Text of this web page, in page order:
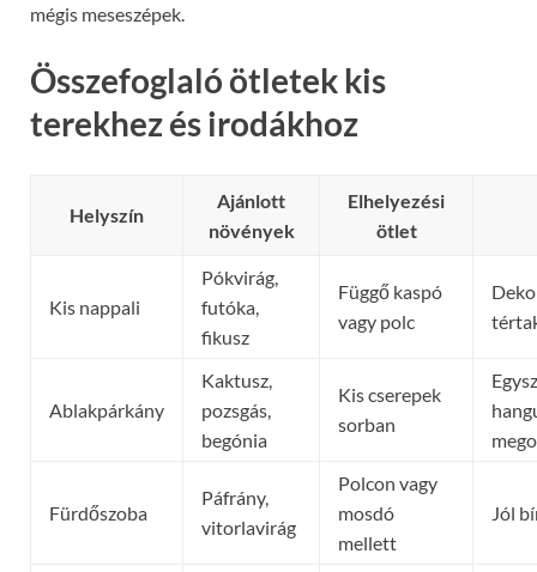
mégis meseszépek.
Összefoglaló ötletek kis
terekhez és irodákhoz
Helyszín
Ajánlott
növények
Elhelyezési
ötlet
Kis nappali
Pókvirág,
futóka,
fikusz
Függő kaspó
vagy polc
Ablakpárkány
Kaktusz,
pozsgás,
begónia
Kis cserepek
sorban
Fürdőszoba
Páfrány,
vitorlavirág
Polcon vagy
mosdó
mellett
Jól